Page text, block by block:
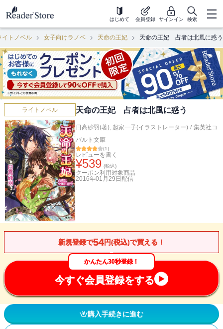
はじめて 会員登録 サインイン 検索
イトノベル 女子向けラノベ 天命の王妃 天命の王妃 占者は北風に惑う
ライトノベル 天命の王妃 占者は北風に惑う
日高砂羽(著), 起家一子(イラストレーター) / 集英社コ
バルト文庫
(1)
レビューを書く
¥539 (税込)
クーポン利用対象商品
2016年01月29日 配信
新規登録で54円(税込)で買える！
かんたん30秒登録！
今すぐ会員登録をする
購入手続きに進む